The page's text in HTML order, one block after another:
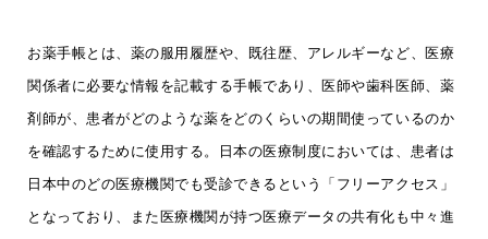
お薬手帳とは、薬の服用履歴や、既往歴、アレルギーなど、医療
関係者に必要な情報を記載する手帳であり、医師や歯科医師、薬
剤師が、患者がどのような薬をどのくらいの期間使っているのか
を確認するために使用する。日本の医療制度においては、患者は
日本中のどの医療機関でも受診できるという「フリーアクセス」
となっており、また医療機関が持つ医療データの共有化も中々進